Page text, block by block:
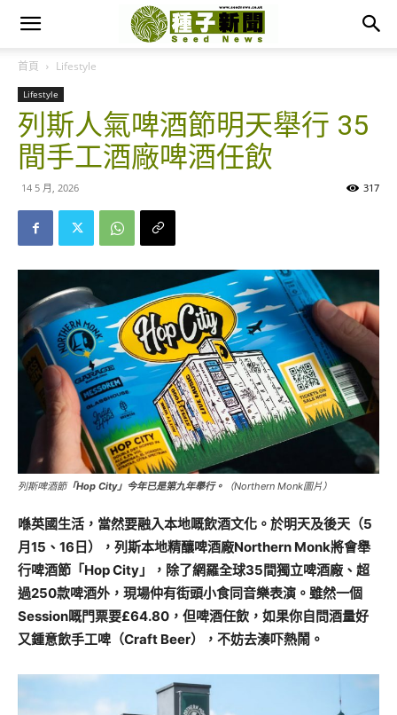
首頁 Lifestyle
Lifestyle
列斯人氣啤酒節明天舉行 35
間手工酒廠啤酒任飲
14 5 月, 2026 317
列斯啤酒節「Hop City」今年已是第九年舉行。 （Northern Monk圖片）
喺英國生活，當然要融入本地嘅飲酒文化。於明天及後天（5
月15、16日），列斯本地精釀啤酒廠Northern Monk將會舉
行啤酒節「Hop City」，除了網羅全球35間獨立啤酒廠、超
過250款啤酒外，現場仲有街頭小食同音樂表演。雖然一個
Session嘅門票要£64.80，但啤酒任飲，如果你自問酒量好
又鍾意飲手工啤（Craft Beer），不妨去湊吓熱鬧。